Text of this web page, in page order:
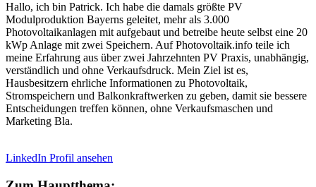
Hallo, ich bin Patrick. Ich habe die damals größte PV
Modulproduktion Bayerns geleitet, mehr als 3.000
Photovoltaikanlagen mit aufgebaut und betreibe heute selbst eine 20
kWp Anlage mit zwei Speichern. Auf Photovoltaik.info teile ich
meine Erfahrung aus über zwei Jahrzehnten PV Praxis, unabhängig,
verständlich und ohne Verkaufsdruck. Mein Ziel ist es,
Hausbesitzern ehrliche Informationen zu Photovoltaik,
Stromspeichern und Balkonkraftwerken zu geben, damit sie bessere
Entscheidungen treffen können, ohne Verkaufsmaschen und
Marketing Bla.
LinkedIn Profil ansehen